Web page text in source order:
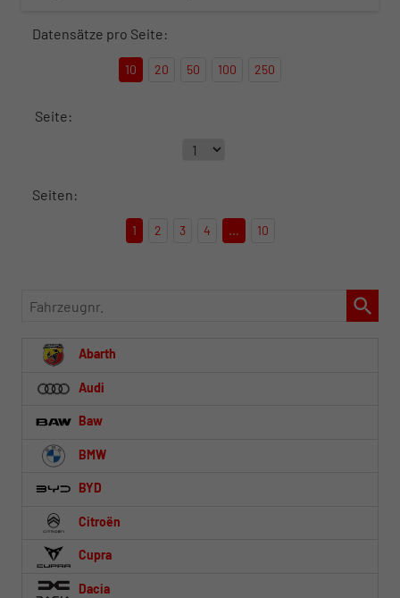
Datensätze pro Seite:
10 20 50 100 250
Seite:
Seiten:
1 2 3 4 ... 10
Fahrzeugnr.
Abarth
Audi
Baw
BMW
BYD
Citroën
Cupra
Dacia